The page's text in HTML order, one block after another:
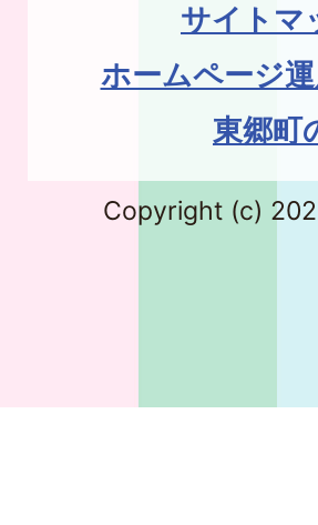
サイトマ
ホームページ
東郷町
Copyright (c)